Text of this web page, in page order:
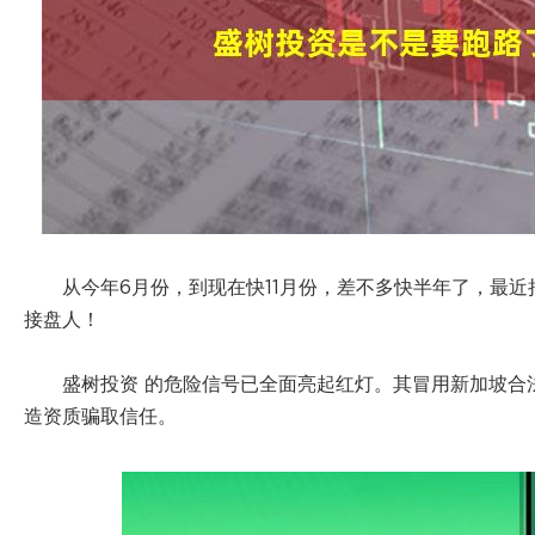
从今年6月份，到现在快11月份，差不多快半年了，最
接盘人！
盛树投资 的危险信号已全面亮起红灯。其冒用新加坡
造资质骗取信任。